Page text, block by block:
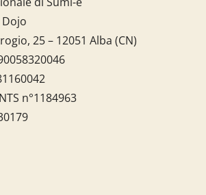
25 – 12051 Alba (CN)
n°1184963